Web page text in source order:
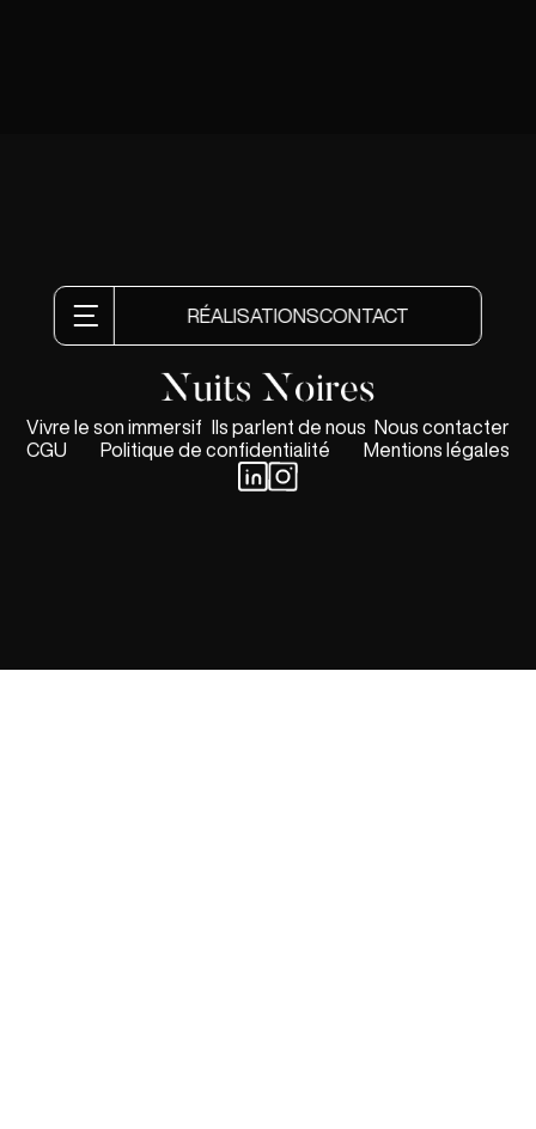
RÉALISATIONSCONTACT
Vivre le son immersif Ils parlent de nous
Nous contacter
CGU
Politique de confidentialité Mentions légales